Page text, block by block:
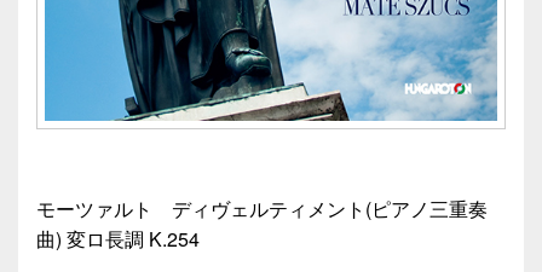
モーツァルト ディヴェルティメント(ピアノ三重奏
曲) 変ロ長調 K.254